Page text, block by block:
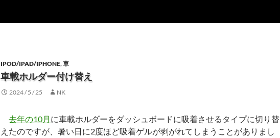
IPOD/IPAD/IPHONE,車
車載ホルダー付け替え
2024 / 5 / 25 NK
去年の10月 に車載ホルダーをダッシュボードに吸着させるタイプに切り替
えたのですが、暑い日に2度ほど吸着ゲルが剥がれてしまうことがありまし